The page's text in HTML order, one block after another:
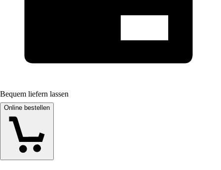
Bequem liefern lassen
Online bestellen